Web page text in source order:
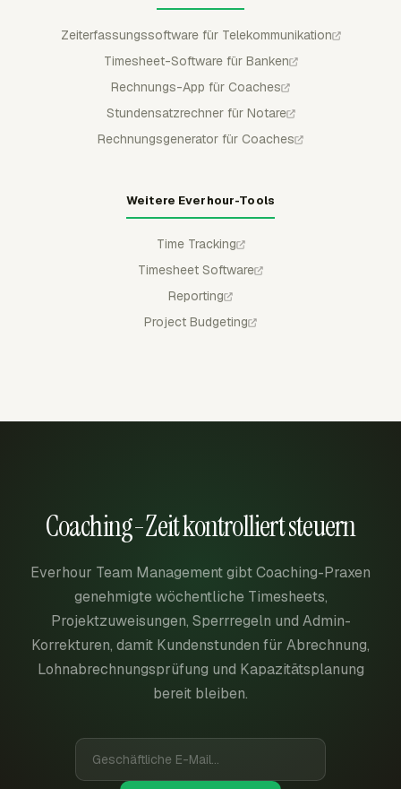
Zeiterfassungssoftware für Telekommunikation
Timesheet-Software für Banken
Rechnungs-App für Coaches
Stundensatzrechner für Notare
Rechnungsgenerator für Coaches
Weitere Everhour-Tools
Time Tracking
Timesheet Software
Reporting
Project Budgeting
Coaching-Zeit kontrolliert steuern
Everhour Team Management gibt Coaching-Praxen
genehmigte wöchentliche Timesheets,
Projektzuweisungen, Sperrregeln und Admin-
Korrekturen, damit Kundenstunden für Abrechnung,
Lohnabrechnungsprüfung und Kapazitätsplanung
bereit bleiben.